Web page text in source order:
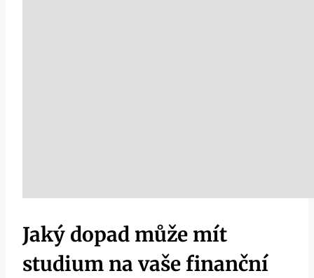
Jaký dopad může mít
studium na vaše finanční